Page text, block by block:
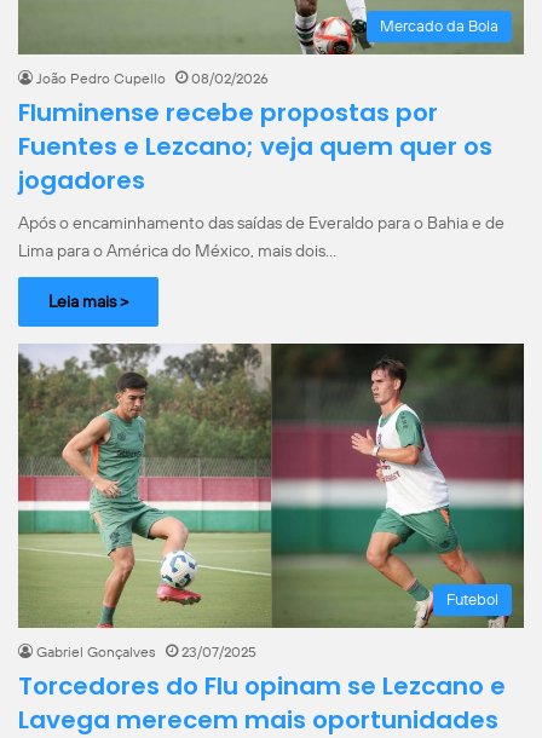
Mercado da Bola
João Pedro Cupello 08/02/2026
Fluminense recebe propostas por
Fuentes e Lezcano; veja quem quer os
jogadores
Após o encaminhamento das saídas de Everaldo para o Bahia e de
Lima para o América do México, mais dois…
Leia mais >
Futebol
Gabriel Gonçalves 23/07/2025
Torcedores do Flu opinam se Lezcano e
Lavega merecem mais oportunidades